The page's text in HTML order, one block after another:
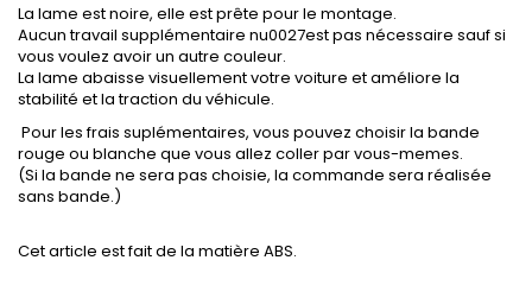
La lame est noire, elle est prête pour le montage.
Aucun travail supplémentaire nu0027est pas nécessaire sauf si
vous voulez avoir un autre couleur.
La lame abaisse visuellement votre voiture et améliore la
stabilité et la traction du véhicule.
Pour les frais suplémentaires, vous pouvez choisir la bande
rouge ou blanche que vous allez coller par vous-memes.
(Si la bande ne sera pas choisie, la commande sera réalisée
sans bande.)
Cet article est fait de la matière ABS.